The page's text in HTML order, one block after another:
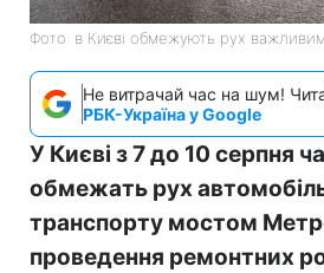
Фото: в Києві обмежують рух
Не витрачай час на шум!
РБК-Україна у Google
У Києві з 7 до 10 серпня
обмежать рух
транспорту мостом
проведення ремонтних